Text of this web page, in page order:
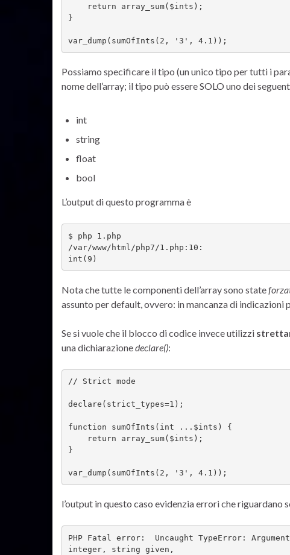
}
var_dump(sumOfInts(2, '3', 4.1));
Possiamo specificare il tipo (un unico tipo per tutti i
nome dell’array; il tipo può essere SOLO uno dei
int
string
float
bool
L’output di questo programma è
$ php 1.php
/var/www/html/php7/1.php:10:
int(9)
Nota che tutte le componenti dell’array sono state
assunto per default, ovvero: in mancanza di
Se si vuole che il blocco di codice invece utilizzi
una dichiarazionedeclare():
// Strict mode
declare(strict_types=1);
function sumOfInts(int ...$ints) {
}
var_dump(sumOfInts(2, '3', 4.1));
l’output in questo caso evidenzia errori che riguardano
PHP Fatal error:  Uncaught TypeError:
integer, string given,